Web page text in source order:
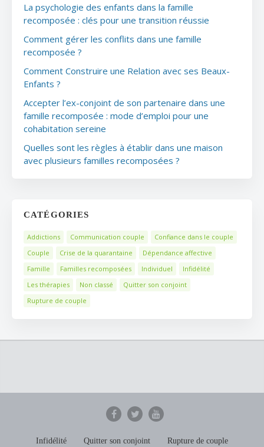
La psychologie des enfants dans la famille
recomposée : clés pour une transition réussie
Comment gérer les conflits dans une famille
recomposée ?
Comment Construire une Relation avec ses Beaux-
Enfants ?
Accepter l’ex-conjoint de son partenaire dans une
famille recomposée : mode d’emploi pour une
cohabitation sereine
Quelles sont les règles à établir dans une maison
avec plusieurs familles recomposées ?
CATÉGORIES
Addictions Communication couple
Confiance dans le couple
Couple
Crise de la quarantaine
Dépendance affective
Famille
Familles recomposées Individuel
Infidélité
Les thérapies
Non classé
Quitter son conjoint
Rupture de couple
Infidélité Quitter son conjoint Rupture de couple